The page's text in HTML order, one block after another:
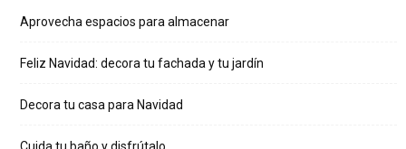
Aprovecha espacios para almacenar
Feliz Navidad: decora tu fachada y tu jardín
Decora tu casa para Navidad